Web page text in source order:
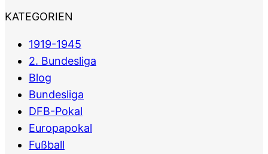
KATEGORIEN
1919-1945
2. Bundesliga
Blog
Bundesliga
DFB-Pokal
Europapokal
Fußball